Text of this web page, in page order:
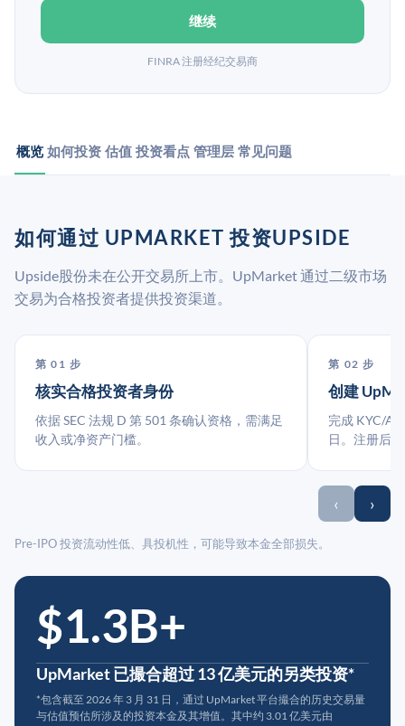
继续
FINRA 注册经纪交易商
概览 如何投资 估值 投资看点 管理层 常见问题
如何通过 UPMARKET 投资UPSIDE
Upside股份未在公开交易所上市。UpMarket 通过二级市场
交易为合格投资者提供投资渠道。
第 01 步
核实合格投资者身份
依据 SEC 法规 D 第 501 条确认资格，需满足
收入或净资产门槛。
第 02 步
创建
完成 KYC/
日。注册后
‹ ›
Pre-IPO 投资流动性低、具投机性，可能导致本金全部损失。
$1.3B+
UpMarket 已撮合超过 13 亿美元的另类投资*
*包含截至 2026 年 3 月 31 日，通过 UpMarket 平台撮合的历史交易量
与估值预估所涉及的投资本金及其增值。其中约 3.01 亿美元由